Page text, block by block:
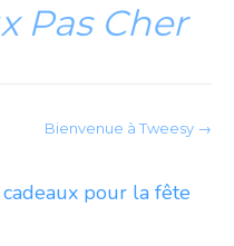
Pas Cher
Bienvenue à Tweesy →
pour la fête